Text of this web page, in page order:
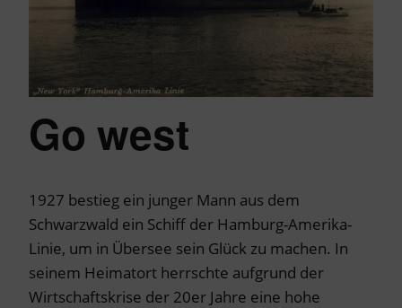
Go west
1927 bestieg ein junger Mann aus dem
Schwarzwald ein Schiff der Hamburg-Amerika-
Linie, um in Übersee sein Glück zu machen. In
seinem Heimatort herrschte aufgrund der
Wirtschaftskrise der 20er Jahre eine hohe